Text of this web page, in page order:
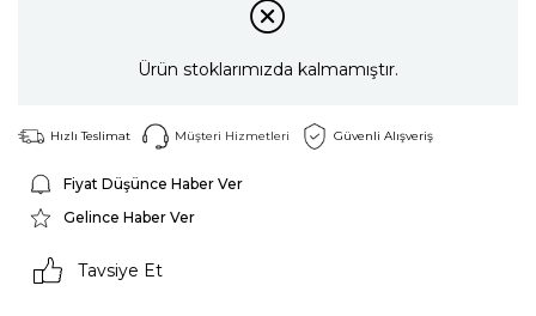
Ürün stoklarımızda kalmamıştır.
Hızlı Teslimat Müşteri Hizmetleri Güvenli Alışveriş
Fiyat Düşünce Haber Ver
Gelince Haber Ver
Tavsiye Et